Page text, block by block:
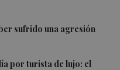
sufrido una agresión
por turista de lujo: el